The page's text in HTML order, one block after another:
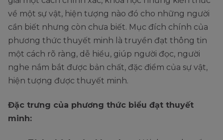
về một sự vật, hiện tượng nào đó cho những người
cần biết nhưng còn chưa biết. Mục đích chính của
phương thức thuyết minh là truyền đạt thông tin
một cách rõ ràng, dễ hiểu, giúp người đọc, người
nghe nắm bắt được bản chất, đặc điểm của sự vật,
hiện tượng được thuyết minh.
Đặc trưng của phương thức biểu đạt thuyết
minh: